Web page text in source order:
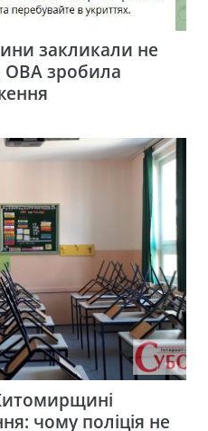
закликали не
ОВА зробила
чому поліція не